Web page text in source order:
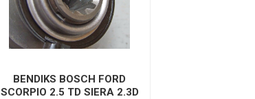
BENDIKS BOSCH FORD
SCORPIO 2.5 TD SIERA 2.3D